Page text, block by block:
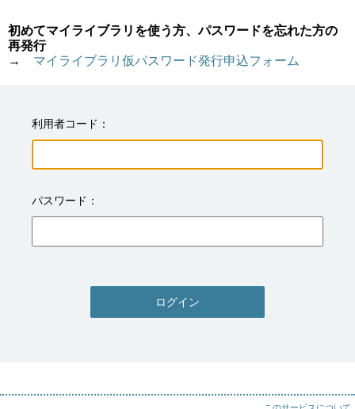
初めてマイライブラリを使う方、パスワードを忘れた方の
再発行
→ マイライブラリ仮パスワード発行申込フォーム
利用者コード
パスワード
ログイン